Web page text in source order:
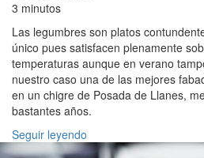
3 minutos
Las legumbres son platos
único pues satisfacen plenamente
temperaturas aunque en verano
nuestro caso una de las mejores
en un chigre de Posada de Llanes,
bastantes años.
Seguir leyendo